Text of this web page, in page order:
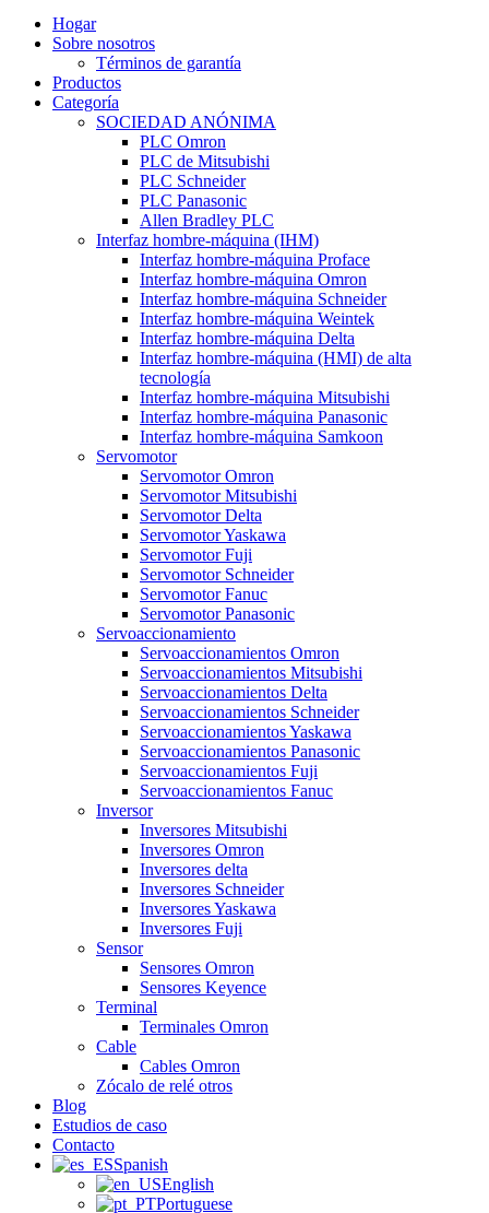
Hogar
Sobre nosotros
Términos de garantía
Productos
Categoría
SOCIEDAD ANÓNIMA
PLC Omron
PLC de Mitsubishi
PLC Schneider
PLC Panasonic
Allen Bradley PLC
Interfaz hombre-máquina (IHM)
Interfaz hombre-máquina Proface
Interfaz hombre-máquina Omron
Interfaz hombre-máquina Schneider
Interfaz hombre-máquina Weintek
Interfaz hombre-máquina Delta
Interfaz hombre-máquina (HMI) de alta
tecnología
Interfaz hombre-máquina Mitsubishi
Interfaz hombre-máquina Panasonic
Interfaz hombre-máquina Samkoon
Servomotor
Servomotor Omron
Servomotor Mitsubishi
Servomotor Delta
Servomotor Yaskawa
Servomotor Fuji
Servomotor Schneider
Servomotor Fanuc
Servomotor Panasonic
Servoaccionamiento
Servoaccionamientos Omron
Servoaccionamientos Mitsubishi
Servoaccionamientos Delta
Servoaccionamientos Schneider
Servoaccionamientos Yaskawa
Servoaccionamientos Panasonic
Servoaccionamientos Fuji
Servoaccionamientos Fanuc
Inversor
Inversores Mitsubishi
Inversores Omron
Inversores delta
Inversores Schneider
Inversores Yaskawa
Inversores Fuji
Sensor
Sensores Omron
Sensores Keyence
Terminal
Terminales Omron
Cable
Cables Omron
Zócalo de relé otros
Blog
Estudios de caso
Contacto
Spanish
English
Portuguese